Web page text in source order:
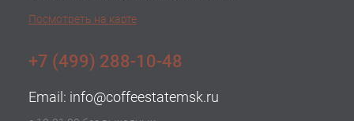
Посмотреть на карте
+7 (499) 288-10-48
Email: info@coffeestatemsk.ru